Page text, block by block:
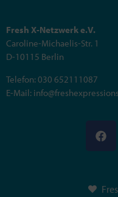
Fresh X-Netzwerk e.V.
Caroline-Michaelis-Str. 1
D-10115 Berlin
Telefon: 030 652111087
E-Mail: